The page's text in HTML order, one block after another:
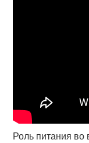
Роль питания во